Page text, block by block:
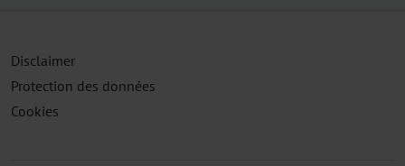
Disclaimer
Protection des données
Cookies